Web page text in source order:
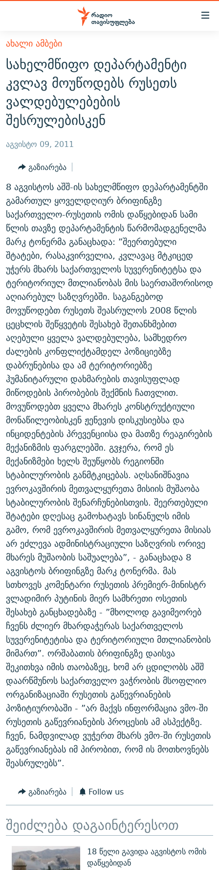
Accessibility
მთავარ
შინაარსზე
დაბრუნება
მთავარ
ნავიგაციაზე
დაბრუნება
ძიებაზე
დაბრუნება
ᲐᲮᲐᲚᲘ ᲐᲛᲑᲔᲑᲘ
ᲗᲔᲛᲔᲑᲘ
ᲞᲝᲚᲘᲢᲘᲙᲐ
ᲔᲙᲝᲜᲝᲛᲘᲙᲐ
ᲡᲐᲖᲝᲒᲐᲓᲝᲔᲑᲐ
ᲙᲣᲚᲢᲣᲠᲐ
ᲕᲘᲓᲔᲝ
ᲑᲚᲝᲒᲔᲑᲘ
ᲞᲝᲓᲙᲐᲡᲢᲔᲑᲘ
ᲐᲡᲐᲗᲘᲐᲜᲘᲡ ᲙᲣᲗᲮᲔ
60 ᲓᲔᲪᲘᲑᲔᲚᲘ
ᲒᲐᲜᲙᲘᲗᲮᲕᲘᲡ ᲓᲦᲔ
ᲓᲘᲚᲘᲡ ᲡᲐᲣᲑᲠᲔᲑᲘ
ᲛᲝᲚᲐᲞᲐᲠᲐᲙᲔ ᲢᲔᲥᲡᲢᲔᲑᲘ
ᲨᲘᲜ - ᲣᲪᲮᲝᲔᲗᲨᲘ
ᲚᲘᲢᲔᲠᲐᲢᲣᲠᲣᲚᲘ ᲬᲐᲮᲜᲐᲒᲔᲑᲘ
ᲐᲛᲔᲠᲘᲙᲣᲚᲘ ᲛᲝᲗᲮᲠᲝᲑᲐ
ᲘᲛᲞᲔᲠᲘᲐ ᲓᲐ ᲠᲐᲓᲘᲝ
ᲒᲐᲓᲐᲪᲔᲛᲔᲑᲘ
ᲤᲔᲜᲝᲕᲐᲜᲘ - 2.10
ᲞᲠᲝᲔᲥᲢᲔᲑᲘ
ᲣᲙᲠᲐᲘᲜᲐᲨᲘ ᲓᲐᲦᲣᲞᲣᲚᲘ ᲥᲐᲠᲗᲕᲔᲚᲘ ᲛᲔᲑᲠᲫᲝᲚᲔᲑᲘ - 2022
ᲓᲐᲛᲝᲣᲙᲘᲓᲔᲑᲚᲝᲑᲘᲡ 100 ᲬᲔᲚᲘ
ᲩᲔᲛᲘ ᲡᲘᲙᲕᲓᲘᲚᲘᲡ ᲛᲘᲖᲔᲖᲘᲐ COVID-19
11 ᲬᲔᲚᲘ - 11 ᲐᲛᲑᲐᲕᲘ
ᲡᲐᲞᲐᲠᲚᲐᲛᲔᲜᲢᲝ ᲐᲠᲩᲔᲕᲜᲔᲑᲘᲡ ᲘᲡᲢᲝᲠᲘᲐ
ᲑᲐᲕᲨᲕᲔᲑᲘ ᲞᲠᲝᲡᲢᲘᲢᲣᲪᲘᲐᲨᲘ - ᲐᲛᲝᲣᲗᲥᲛᲔᲚᲘ ᲐᲛᲑᲐᲕᲘ
5 ᲐᲛᲑᲐᲕᲘ - 20 ᲘᲕᲜᲘᲡᲡ ᲓᲐᲨᲐᲕᲔᲑᲣᲚᲔᲑᲘ
ᲐᲒᲕᲘᲡᲢᲝᲡ ᲝᲛᲘ
ПРИВЕТ ᲙᲣᲚᲢᲣᲠᲐ
ЭХО КАВКАЗА
ᲒᲐᲛᲝᲘᲬᲔᲠᲔ
რთე/რთ-ის ყველა საიტი
ᲐᲮᲐᲚᲘ ᲐᲛᲑᲔᲑᲘ
სახელმწიფო დეპარტამენტი
კვლავ მოუწოდებს რუსეთს
ვალდებულებების
შესრულებისკენ
აგვისტო 09, 2011
გაზიარება
8 აგვისტოს აშშ-ის სახელმწიფო დეპარტამენტში
გამართულ ყოველდღიურ ბრიფინგზე
საქართველო-რუსეთის ომის დაწყებიდან სამი
წლის თავზე დეპარტამენტის წარმომადგენელმა
მარკ ტონერმა განაცხადა: ”შეერთებული
შტატები, რასაკვირველია, კვლავაც მტკიცედ
უჭერს მხარს საქართველოს სუვერენიტეტსა და
ტერიტორიულ მთლიანობას მის საერთაშორისოდ
აღიარებულ საზღვრებში. საგანგებოდ
მოვუწოდებთ რუსეთს შეასრულოს 2008 წლის
ცეცხლის შეწყვეტის შესახებ შეთანხმებით
აღებული ყველა ვალდებულება, სამხედრო
ძალების კონფლიქტამდელ პოზიციებზე
დაბრუნებისა და ამ ტერიტორიებზე
ჰუმანიტარული დახმარების თავისუფლად
მიწოდების პირობების შექმნის ჩათვლით.
მოვუწოდებთ ყველა მხარეს კონსტრუქტიული
მონაწილეობისკენ ჟენევის დისკუსიებსა და
ინციდენტების პრევენციისა და მათზე რეაგირების
მექანიზმის ფარგლებში. გვჯერა, რომ ეს
მექანიზმები ხელს შეუწყობს რეგიონში
სტაბილურობის განმტკიცებას. აღსანიშნავია
ევროკავშირის მეთვალყურეთა მისიის მუშაობა
სტაბილურობის შენარჩუნებისთვის. შეერთებული
შტატები დღესაც გამოხატავს სინანულს იმის
გამო, რომ ევროკავშირის მეთვალყურეთა მისიას
არ ეძლევა ადმინისტრაციული საზღვრის ორივე
მხარეს მუშაობის საშუალება”, - განაცხადა 8
აგვისტოს ბრიფინგზე მარკ ტონერმა. მას
სთხოვეს კომენტარი რუსეთის პრემიერ-მინისტრ
ვლადიმირ პუტინის მიერ სამხრეთი ოსეთის
შესახებ განცხადებაზე - ”მხოლოდ გავიმეორებ
ჩვენს ძლიერ მხარდაჭერას საქართველოს
სუვერენიტეტისა და ტერიტორიული მთლიანობის
მიმართ”. ორშაბათის ბრიფინგზე დაისვა
შეკითხვა იმის თაობაზეც, ხომ არ ცდილობს აშშ
დაარწმუნოს საქართველო ვაჭრობის მსოფლიო
ორგანიზაციაში რუსეთის გაწევრიანების
პოზიტიურობაში - ”არ მაქვს ინფორმაცია ვმო-ში
რუსეთის გაწევრიანების პროცესის ამ ასპექტზე.
ჩვენ, ნამდვილად ვუჭერთ მხარს ვმო-ში რუსეთის
გაწევრიანებას იმ პირობით, რომ ის მოთხოვნებს
შეასრულებს”.
გაზიარება Follow us
შეიძლება დაგაინტერესოთ
18 წელი გავიდა აგვისტოს ომის
დაწყებიდან